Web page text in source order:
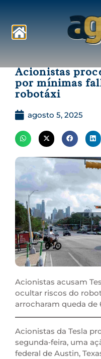
Acionistas
por mínimas
robotáxi
agosto 5, 2025
Acionistas acusam
ocultar riscos do
arrocharam queda de
Acionistas da Tesla
segunda‑feira, uma
federal de Austin,